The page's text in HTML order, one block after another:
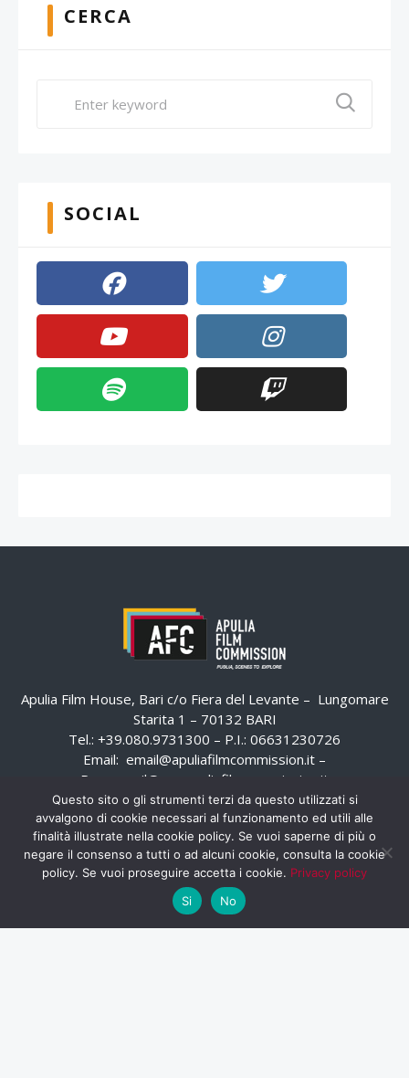
CERCA
SOCIAL
Apulia Film House, Bari c/o Fiera del Levante – Lungomare
Starita 1 – 70132 BARI
Tel.: +39.080.9731300 – P.I.: 06631230726
Email: email@apuliafilmcommission.it –
Pec:
email@pec.apuliafilmcommission.it
Questo sito o gli strumenti terzi da questo utilizzati si
avvalgono di cookie necessari al funzionamento ed utili alle
finalità illustrate nella cookie policy. Se vuoi saperne di più o
negare il consenso a tutti o ad alcuni cookie, consulta la cookie
policy. Se vuoi proseguire accetta i cookie. Privacy policy
Si
No